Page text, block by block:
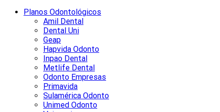
Planos Odontológicos
Amil Dental
Dental Uni
Geap
Hapvida Odonto
Inpao Dental
Metlife Dental
Odonto Empresas
Primavida
Sulamérica Odonto
Unimed Odonto